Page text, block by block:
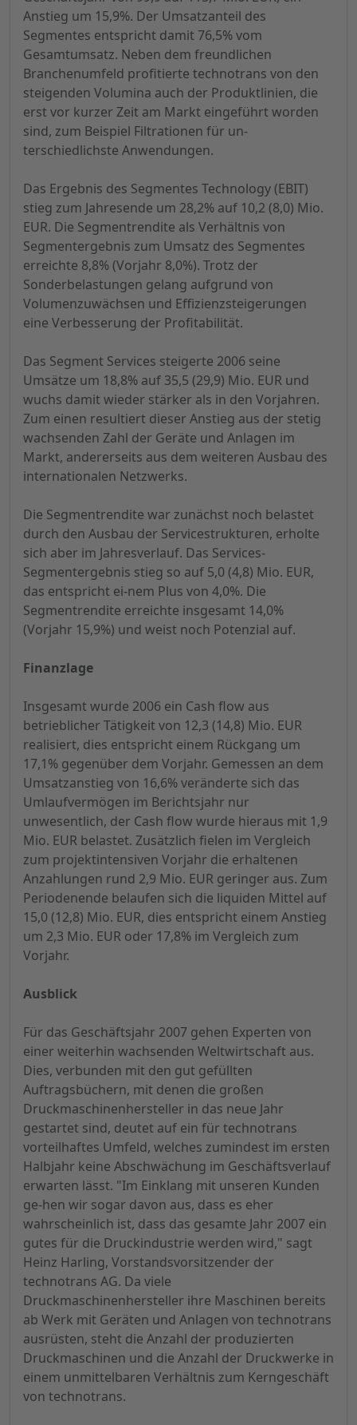
Anstieg um 15,9%. Der Umsatzanteil des
Segmentes entspricht damit 76,5% vom
Gesamtumsatz. Neben dem freundlichen
Branchenumfeld profitierte technotrans von den
steigenden Volumina auch der Produktlinien, die
erst vor kurzer Zeit am Markt eingeführt worden
sind, zum Beispiel Filtrationen für un-
terschiedlichste Anwendungen.
Das Ergebnis des Segmentes Technology (EBIT)
stieg zum Jahresende um 28,2% auf 10,2 (8,0) Mio.
EUR. Die Segmentrendite als Verhältnis von
Segmentergebnis zum Umsatz des Segmentes
erreichte 8,8% (Vorjahr 8,0%). Trotz der
Sonderbelastungen gelang aufgrund von
Volumenzuwächsen und Effizienzsteigerungen
eine Verbesserung der Profitabilität.
Das Segment Services steigerte 2006 seine
Umsätze um 18,8% auf 35,5 (29,9) Mio. EUR und
wuchs damit wieder stärker als in den Vorjahren.
Zum einen resultiert dieser Anstieg aus der stetig
wachsenden Zahl der Geräte und Anlagen im
Markt, andererseits aus dem weiteren Ausbau des
internationalen Netzwerks.
Die Segmentrendite war zunächst noch belastet
durch den Ausbau der Servicestrukturen, erholte
sich aber im Jahresverlauf. Das Services-
Segmentergebnis stieg so auf 5,0 (4,8) Mio. EUR,
das entspricht ei-nem Plus von 4,0%. Die
Segmentrendite erreichte insgesamt 14,0%
(Vorjahr 15,9%) und weist noch Potenzial auf.
Finanzlage
Insgesamt wurde 2006 ein Cash flow aus
betrieblicher Tätigkeit von 12,3 (14,8) Mio. EUR
realisiert, dies entspricht einem Rückgang um
17,1% gegenüber dem Vorjahr. Gemessen an dem
Umsatzanstieg von 16,6% veränderte sich das
Umlaufvermögen im Berichtsjahr nur
unwesentlich, der Cash flow wurde hieraus mit 1,9
Mio. EUR belastet. Zusätzlich fielen im Vergleich
zum projektintensiven Vorjahr die erhaltenen
Anzahlungen rund 2,9 Mio. EUR geringer aus. Zum
Periodenende belaufen sich die liquiden Mittel auf
15,0 (12,8) Mio. EUR, dies entspricht einem Anstieg
um 2,3 Mio. EUR oder 17,8% im Vergleich zum
Vorjahr.
Ausblick
Für das Geschäftsjahr 2007 gehen Experten von
einer weiterhin wachsenden Weltwirtschaft aus.
Dies, verbunden mit den gut gefüllten
Auftragsbüchern, mit denen die großen
Druckmaschinenhersteller in das neue Jahr
gestartet sind, deutet auf ein für technotrans
vorteilhaftes Umfeld, welches zumindest im ersten
Halbjahr keine Abschwächung im Geschäftsverlauf
erwarten lässt. "Im Einklang mit unseren Kunden
ge-hen wir sogar davon aus, dass es eher
wahrscheinlich ist, dass das gesamte Jahr 2007 ein
gutes für die Druckindustrie werden wird," sagt
Heinz Harling, Vorstandsvorsitzender der
technotrans AG. Da viele
Druckmaschinenhersteller ihre Maschinen bereits
ab Werk mit Geräten und Anlagen von technotrans
ausrüsten, steht die Anzahl der produzierten
Druckmaschinen und die Anzahl der Druckwerke in
einem unmittelbaren Verhältnis zum Kerngeschäft
von technotrans.